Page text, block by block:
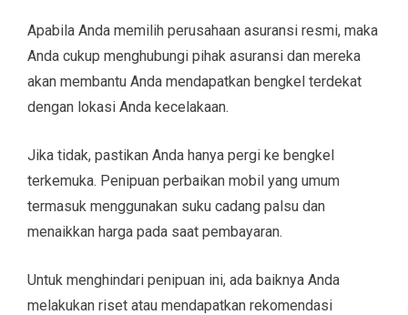
Apabila Anda memilih perusahaan asuransi resmi, maka
Anda cukup menghubungi pihak asuransi dan mereka
akan membantu Anda mendapatkan bengkel terdekat
dengan lokasi Anda kecelakaan.
Jika tidak, pastikan Anda hanya pergi ke bengkel
terkemuka. Penipuan perbaikan mobil yang umum
termasuk menggunakan suku cadang palsu dan
menaikkan harga pada saat pembayaran.
Untuk menghindari penipuan ini, ada baiknya Anda
melakukan riset atau mendapatkan rekomendasi